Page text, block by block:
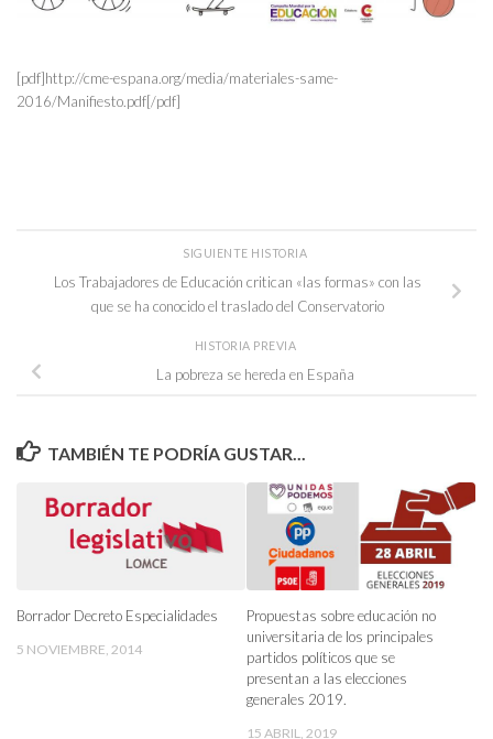
[pdf]http://cme-espana.org/media/materiales-same-
2016/Manifiesto.pdf[/pdf]
SIGUIENTE HISTORIA
Los Trabajadores de Educación critican «las formas» con las
que se ha conocido el traslado del Conservatorio
HISTORIA PREVIA
La pobreza se hereda en España
TAMBIÉN TE PODRÍA GUSTAR...
Borrador Decreto Especialidades
5 NOVIEMBRE, 2014
Propuestas sobre educación no
universitaria de los principales
partidos políticos que se
presentan a las elecciones
generales 2019.
15 ABRIL, 2019